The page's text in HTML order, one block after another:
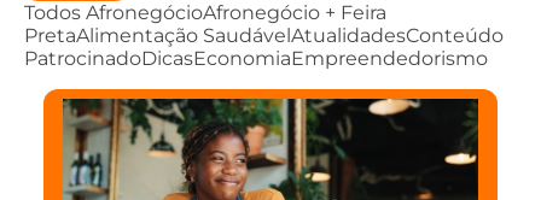
Todos AfronegócioAfronegócio + Feira
PretaAlimentação SaudávelAtualidadesConteúdo
PatrocinadoDicasEconomiaEmpreendedorismo